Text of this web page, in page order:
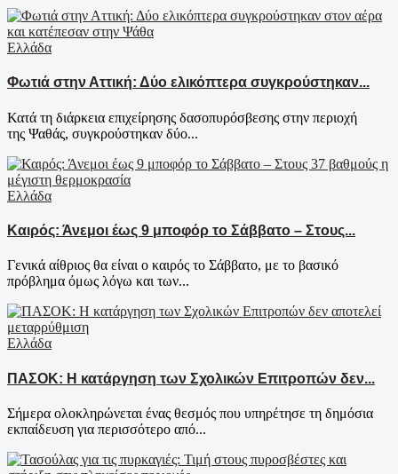
Ελλάδα
Φωτιά στην Αττική: Δύο ελικόπτερα συγκρούστηκαν...
Κατά τη διάρκεια επιχείρησης δασοπυρόσβεσης στην περιοχή
της Ψαθάς, συγκρούστηκαν δύο...
Ελλάδα
Καιρός: Άνεμοι έως 9 μποφόρ το Σάββατο – Στους...
Γενικά αίθριος θα είναι ο καιρός το Σάββατο, με το βασικό
πρόβλημα όμως λόγω και των...
Ελλάδα
ΠΑΣΟΚ: Η κατάργηση των Σχολικών Επιτροπών δεν...
Σήμερα ολοκληρώνεται ένας θεσμός που υπηρέτησε τη δημόσια
εκπαίδευση για περισσότερο από...